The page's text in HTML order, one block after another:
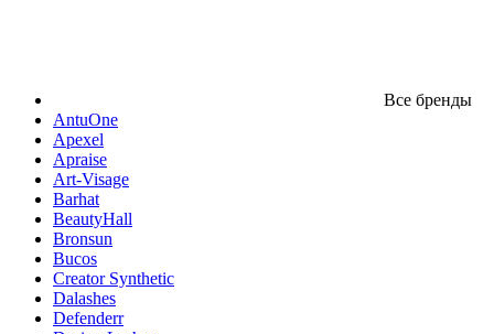
Все бренды
AntuOne
Apexel
Apraise
Art-Visage
Barhat
BeautyHall
Bronsun
Bucos
Creator Synthetic
Dalashes
Defenderr